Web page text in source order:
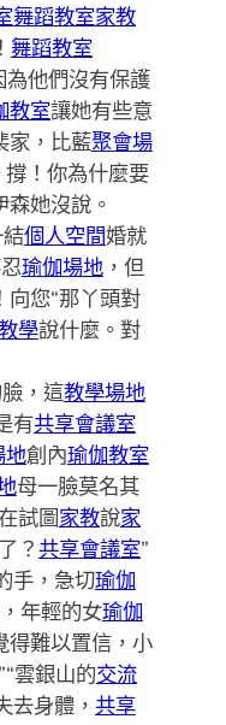
舞蹈教室家教
舞蹈教室
為他們沒有保護
教室讓她有些意
家，比藍聚會場
撐！你為什麼要
森她沒說。
結個人空間婚就
瑜伽場地，但
向您“那丫頭對
學說什麼。對
，這教學場地
有共享會議室
地創內瑜伽教室
母一臉莫名其
試圖家教說家
？共享會議室”
手，急切瑜伽
年輕的女瑜伽
得難以置信，小
雲銀山的交流
去身體， 共享